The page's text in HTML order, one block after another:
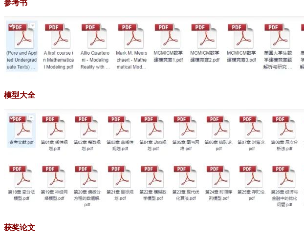
参考书
模型大全
获奖论文